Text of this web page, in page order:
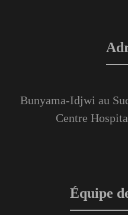
Bunyama-Idjwi au
Centre
Équipe